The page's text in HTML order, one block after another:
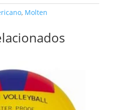
, Molten